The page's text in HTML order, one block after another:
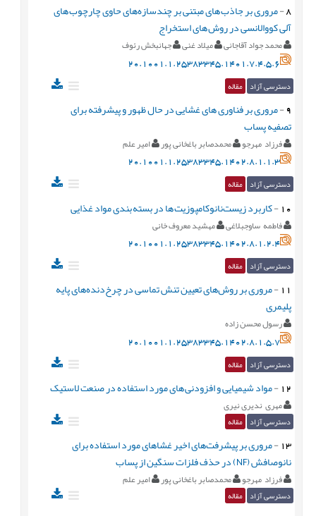
8
-مروری بر جاذب های مبتنی بر چندسازه‌های حاوی چارچوب های
آلی کووالانسی در روش های استخراج
محمد جواد آقاجانی میلاد غنی جهانبخش رئوف
20.1001.1.25383345.1401.7.4.5.6
دسترسی آزاد مقاله
9
-مروری بر فناوری های غشایی در حال ظهور و پیشرفته برای
تصفیه پساب
فرزاد مهرجو محمدصابر باغخانی پور امیر علم
20.1001.1.25383345.1402.8.1.1.3
دسترسی آزاد مقاله
10
-کاربرد زیست‌نانوکامپوزیت ها در بسته بندی مواد غذایی
فاطمه ساوجبلاغی مهشید معروف خانی
20.1001.1.25383345.1402.8.1.2.4
دسترسی آزاد مقاله
11
-مروری بر روش‌های تعیین تنش تماسی در چرخ‌دنده‌های پایه
پلیمری
رسول محسن زاده
20.1001.1.25383345.1402.8.1.5.7
دسترسی آزاد مقاله
12
-مواد شیمیایی و افزودنی های مورد استفاده در صنعت لاستیک
مهری ندیری نیری
دسترسی آزاد مقاله
13
-مروری بر پیشرفت‌های اخیر غشاهای مورد استفاده برای
نانوصافش (NF) در حذف فلزات سنگین از پساب
فرزاد مهرجو محمدصابر باغخانی پور امیر علم
دسترسی آزاد مقاله